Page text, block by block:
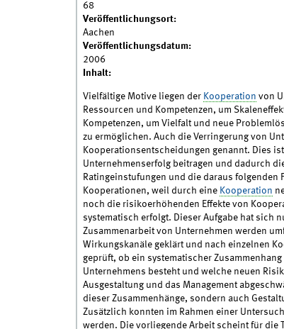
68
Veröffentlichungsort:
Aachen
Veröffentlichungsdatum:
2006
Inhalt:
Vielfältige Motive liegen der Kooperation von
Ressourcen und Kompetenzen, um
Kompetenzen, um Vielfalt und neue
zu ermöglichen. Auch die Verringerung von
Kooperationsentscheidungen genannt. Dies
Unternehmenserfolg beitragen und dadurch
Ratingeinstufungen und die daraus
Kooperationen, weil durch eine Kooperation
noch die risikoerhöhenden Effekte von
systematisch erfolgt. Dieser Aufgabe hat sich
Zusammenarbeit von Unternehmen werden
Wirkungskanäle geklärt und nach einzelnen
geprüft, ob ein systematischer
Unternehmens besteht und welche neuen
Ausgestaltung und das Management
dieser Zusammenhänge, sondern auch
Zusätzlich konnten im Rahmen einer
werden. Die vorliegende Arbeit scheint für